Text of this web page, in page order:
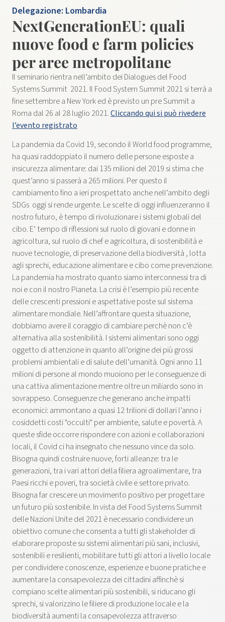
Delegazione: Lombardia
NextGenerationEU: quali
nuove food e farm policies
per aree metropolitane
Il seminario rientra nell’ambito dei Dialogues del Food
Systems Summit 2021. Il Food System Summit 2021 si terrà a
fine settembre a New York ed è previsto un pre Summit a
Roma dal 26 al 28 luglio 2021.Cliccando qui si può rivedere
l’evento registrato
La pandemia da Covid 19, secondo il World food programme,
ha quasi raddoppiato il numero delle persone esposte a
insicurezza alimentare: dai 135 milioni del 2019 si stima che
quest’anno si passerà a 265 milioni. Per questo il
cambiamento fino a ieri prospettato anche nell’ambito degli
SDGs oggi si rende urgente. Le scelte di oggi influenzeranno il
nostro futuro, è tempo di rivoluzionare i sistemi globali del
cibo. E’ tempo di riflessioni sul ruolo di giovani e donne in
agricoltura, sul ruolo di chef e agricoltura, di sostenibilità e
nuove tecnologie, di preservazione della biodiversità , lotta
agli sprechi, educazione alimentare e cibo come prevenzione.
La pandemia ha mostrato quanto siamo interconnessi tra di
noi e con il nostro Pianeta. La crisi è l’esempio più recente
delle crescenti pressioni e aspettative poste sul sistema
alimentare mondiale. Nell’affrontare questa situazione,
dobbiamo avere il coraggio di cambiare perchè non c’è
alternativa alla sostenibilità. I sistemi alimentari sono oggi
oggetto di attenzione in quanto all’origine dei più grossi
problemi ambientali e di salute dell’umanità. Ogni anno 11
milioni di persone al mondo muoiono per le conseguenze di
una cattiva alimentazione mentre oltre un miliardo sono in
sovrappeso. Conseguenze che generano anche impatti
economici: ammontano a quasi 12 trilioni di dollari l’anno i
cosiddetti costi "occulti" per ambiente, salute e povertà. A
queste sfide occorre rispondere con azioni e collaborazioni
locali, il Covid ci ha insegnato che nessuno vince da solo.
Bisogna quindi costruire nuove, forti alleanze: tra le
generazioni, tra i vari attori della filiera agroalimentare, tra
Paesi ricchi e poveri, tra società civile e settore privato.
Bisogna far crescere un movimento positivo per progettare
un futuro più sostenibile. In vista del Food Systems Summit
delle Nazioni Unite del 2021 è necessario condividere un
obiettivo comune che consenta a tutti gli stakeholder di
elaborare proposte su sistemi alimentari più sani, inclusivi,
sostenibili e resilienti, mobilitare tutti gli attori a livello locale
per condividere conoscenze, esperienze e buone pratiche e
aumentare la consapevolezza dei cittadini affinchè si
compiano scelte alimentari più sostenibili, si riducano gli
sprechi, si valorizzino le filiere di produzione locale e la
biodiversità aumenti la consapevolezza attraverso